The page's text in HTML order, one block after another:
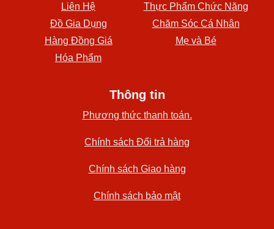
Liên Hệ
Thực Phẩm Chức Năng
Đồ Gia Dụng
Chăm Sóc Cá Nhân
Hàng Đồng Giá
Mẹ và Bé
Hóa Phẩm
Thông tin
Phương thức thanh toán.
Chính sách Đổi trả hàng
Chính sách Giao hàng
Chính sách bảo mật